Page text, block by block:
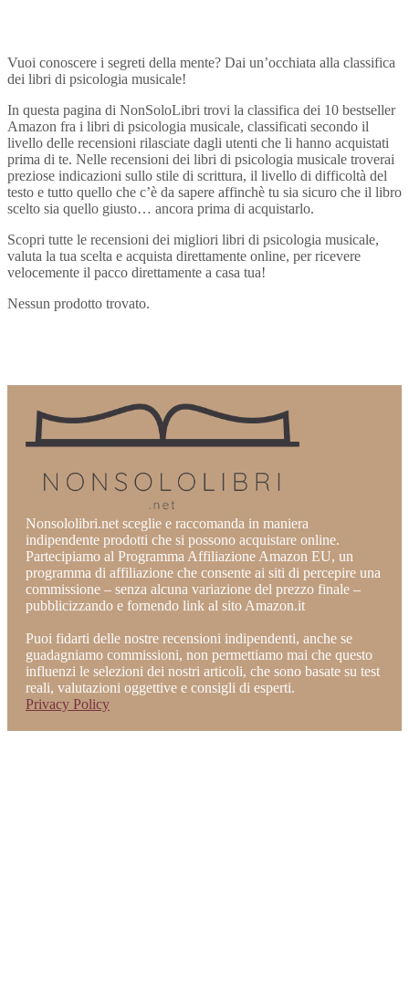
Vuoi conoscere i segreti della mente? Dai un’occhiata alla classifica
dei libri di psicologia musicale!
In questa pagina di NonSoloLibri trovi la classifica dei 10 bestseller
Amazon fra i libri di psicologia musicale, classificati secondo il
livello delle recensioni rilasciate dagli utenti che li hanno acquistati
prima di te. Nelle recensioni dei libri di psicologia musicale troverai
preziose indicazioni sullo stile di scrittura, il livello di difficoltà del
testo e tutto quello che c’è da sapere affinchè tu sia sicuro che il libro
scelto sia quello giusto… ancora prima di acquistarlo.
Scopri tutte le recensioni dei migliori libri di psicologia musicale,
valuta la tua scelta e acquista direttamente online, per ricevere
velocemente il pacco direttamente a casa tua!
Nessun prodotto trovato.
Nonsololibri.net sceglie e raccomanda in maniera
indipendente prodotti che si possono acquistare online.
Partecipiamo al Programma Affiliazione Amazon EU, un
programma di affiliazione che consente ai siti di percepire una
commissione – senza alcuna variazione del prezzo finale –
pubblicizzando e fornendo link al sito Amazon.it
Puoi fidarti delle nostre recensioni indipendenti, anche se
guadagniamo commissioni, non permettiamo mai che questo
influenzi le selezioni dei nostri articoli, che sono basate su test
reali, valutazioni oggettive e consigli di esperti.
Privacy Policy